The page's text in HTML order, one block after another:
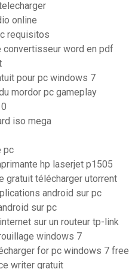
online
requisitos
convertisseur word en pdf
pour pc windows 7
mordor pc gameplay
iso mega
pc
hp laserjet p1505
gratuit télécharger utorrent
android sur pc
sur pc
sur un routeur tp-link
windows 7
for pc windows 7 free
writer gratuit